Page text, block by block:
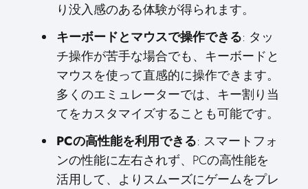
り没入感のある体験が得られます。
キーボードとマウスで操作できる: タッ
チ操作が苦手な場合でも、キーボードと
マウスを使って直感的に操作できます。
多くのエミュレーターでは、キー割り当
てをカスタマイズすることも可能です。
PCの高性能を利用できる: スマートフォ
ンの性能に左右されず、PCの高性能を
活用して、よりスムーズにゲームをプレ